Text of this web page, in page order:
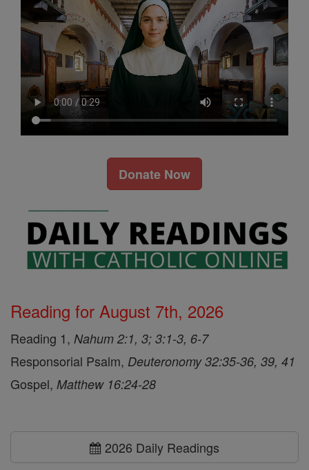
Donate Now
Reading for August 7th, 2026
Reading 1, Nahum 2:1, 3; 3:1-3, 6-7
Responsorial Psalm, Deuteronomy 32:35-36, 39, 41
Gospel, Matthew 16:24-28
2026 Daily Readings